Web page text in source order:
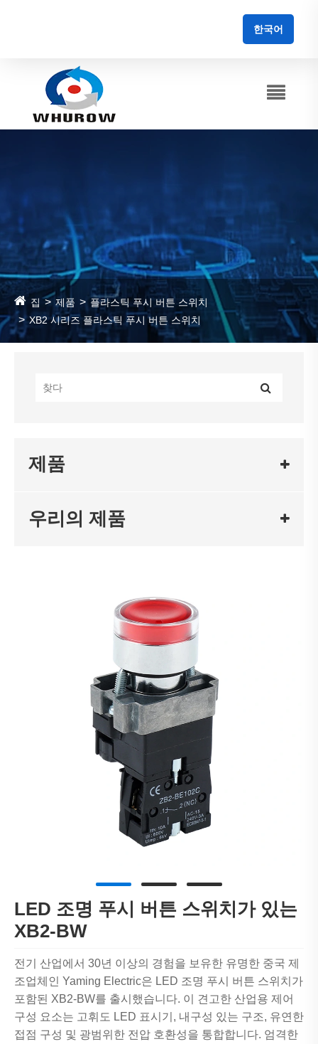
한국어
집 제품
플라스틱 푸시 버튼 스위치
XB2 시리즈 플라스틱 푸시 버튼 스위치
제품
우리의 제품
LED 조명 푸시 버튼 스위치가 있는
XB2-BW
전기 산업에서 30년 이상의 경험을 보유한 유명한 중국 제
조업체인 Yaming Electric은 LED 조명 푸시 버튼 스위치가
포함된 XB2-BW를 출시했습니다. 이 견고한 산업용 제어
구성 요소는 고휘도 LED 표시기, 내구성 있는 구조, 유연한
접점 구성 및 광범위한 전압 호환성을 통합합니다. 엄격한